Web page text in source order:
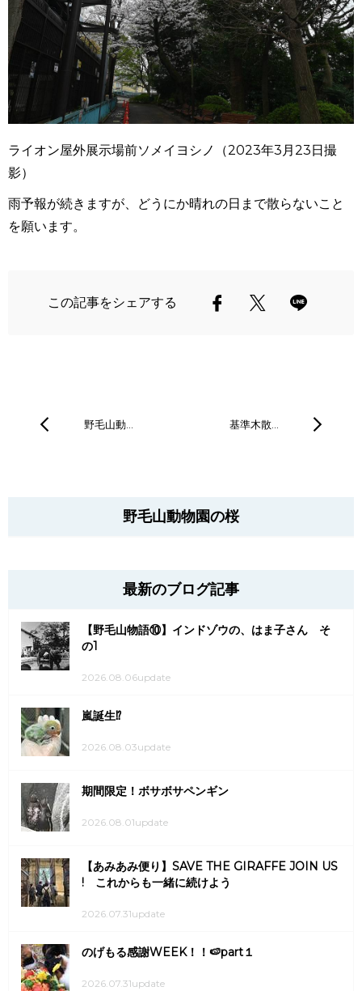
ライオン屋外展示場前ソメイヨシノ（2023年3月23日撮
影）
雨予報が続きますが、どうにか晴れの日まで散らないこと
を願います。
この記事をシェアする
野毛山動… 基準木散…
野毛山動物園の桜
最新のブログ記事
【野毛山物語⑩】インドゾウの、はま子さん そ
の1
2026.08.06update
嵐誕生⁉
2026.08.03update
期間限定！ボサボサペンギン
2026.08.01update
【あみあみ便り】SAVE THE GIRAFFE JOIN US
! これからも一緒に続けよう
2026.07.31update
のげもる感謝WEEK！！🍉part１
2026.07.31update